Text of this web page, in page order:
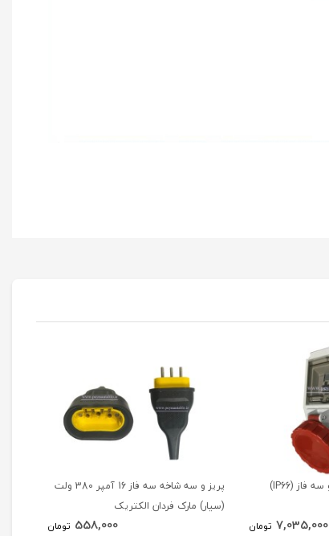
جعبه پریز کارگاهی تک و سه فاز (IP66)
7,035,000 تومان
پریز و سه شاخه سه فاز 16 آمپر 380 ولت
(سیار) مارک فردان الکتریک
558,000 تومان